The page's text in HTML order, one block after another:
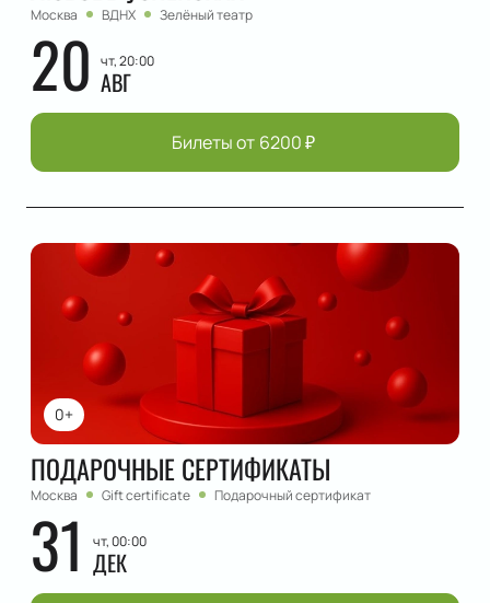
Москва ВДНХ Зелёный театр
20 чт, 20:00
АВГ
Билеты от 6200₽
0+
ПОДАРОЧНЫЕ СЕРТИФИКАТЫ
Москва Gift certificate Подарочный сертификат
31 чт, 00:00
ДЕК